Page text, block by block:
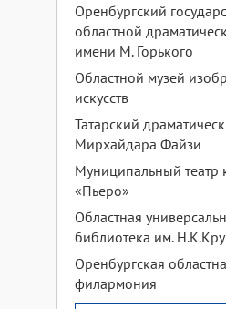
Оренбургский
областной
имени М. Горького
Областной музей
искусств
Татарский
Мирхайдара Файзи
Муниципальный театр
«Пьеро»
Областная
библиотека им.
Оренбургская
филармония